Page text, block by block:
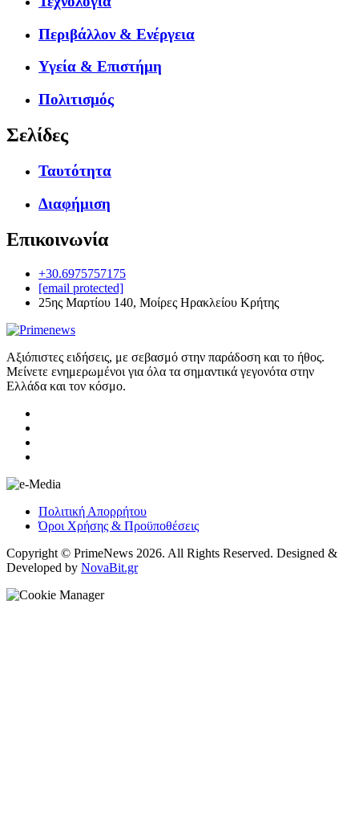
Περιβάλλον & Ενέργεια
Υγεία & Επιστήμη
Πολιτισμός
Σελίδες
Ταυτότητα
Διαφήμιση
Επικοινωνία
+30.6975757175
[email protected]
25ης Μαρτίου 140, Μοίρες Ηρακλείου Κρήτης
Αξιόπιστες ειδήσεις, με σεβασμό στην παράδοση και το ήθος.
Μείνετε ενημερωμένοι για όλα τα σημαντικά γεγονότα στην
Ελλάδα και τον κόσμο.
Πολιτική Απορρήτου
Όροι Χρήσης & Προϋποθέσεις
Copyright © PrimeNews 2026. All Rights Reserved. Designed &
Developed by NovaBit.gr